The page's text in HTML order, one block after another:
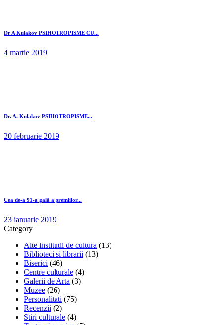
Dr A Kulakov PSIHOTROPISME CU...
4 martie 2019
Dr. A. Kulakov PSIHOTROPISME...
20 februarie 2019
Cea de-a 91-a gală a premiilor...
23 ianuarie 2019
Category
Alte institutii de cultura (13)
Biblioteci si librarii (13)
Biserici (46)
Centre culturale (4)
Galerii de Arta (3)
Muzee (26)
Personalitati (75)
Recenzii (2)
Stiri culturale (4)